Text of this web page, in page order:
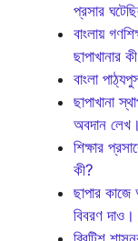
প্রসার
বাংলায়
ছাপাখানার
বাংলা
ছাপাখানা
অবদান লেখ।
শিক্ষার
কী?
ছাপার কাজে
বিবরণ দাও।